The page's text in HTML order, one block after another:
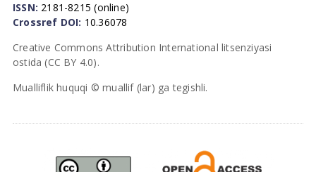
ISSN: 2181-8215 (online)
Crossref DOI: 10.36078
Creative Commons Attribution International litsenziyasi
ostida (CC BY 4.0).
Mualliflik huquqi © muallif (lar) ga tegishli.